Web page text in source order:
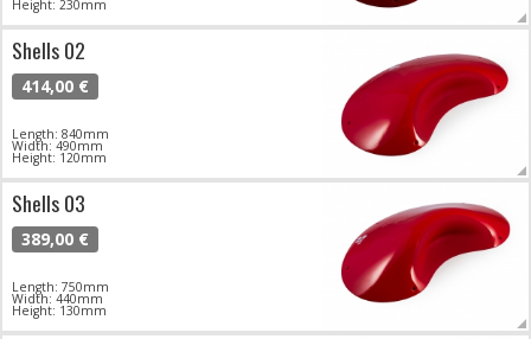
Height: 230mm
Shells 02
414,00 €
Length: 840mm
Width: 490mm
Height: 120mm
Shells 03
389,00 €
Length: 750mm
Width: 440mm
Height: 130mm